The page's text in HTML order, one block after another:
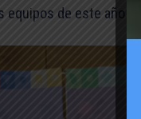
equipos de este año